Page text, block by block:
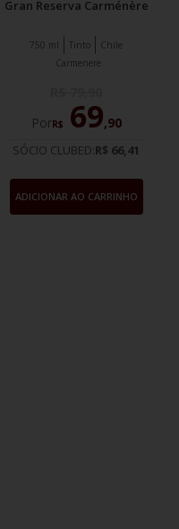
Gran Reserva Carménère
Tinto Chile
750 ml
Carmenere
PorR$ 69,90
SÓCIO CLUBED:R$ 66,41
ADICIONAR AO CARRINHO